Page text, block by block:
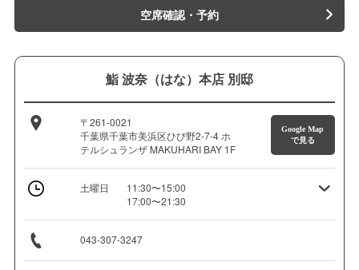
空席確認・予約
鮨 波奈（はな）本店 別邸
〒261-0021
千葉県千葉市美浜区ひび野2-7-4 ホ
テルシュランザ MAKUHARI BAY 1F
Google Map
で見る
土曜日
11:30〜15:00
17:00〜21:30
043-307-3247